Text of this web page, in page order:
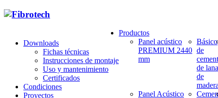
Downloads
Fichas técnicas
Instrucciones de montaje
Uso y mantenimiento
Certificados
Condiciones
Proyectos
Productos
Panel acústico
PREMIUM 2440
mm
Panel Acústico
Básico
de
de lana
de